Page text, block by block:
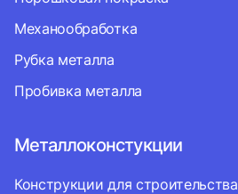
Механообработка
Рубка металла
Пробивка металла
Металлоконстукции
Конструкции для строительства